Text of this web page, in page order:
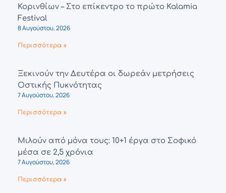
Κορινθίων – Στο επίκεντρο το πρώτο Kalamia
Festival
8 Αυγούστου, 2026
Περισσότερα »
Ξεκινούν την Δευτέρα οι δωρεάν μετρήσεις
Οστικής Πυκνότητας
7 Αυγούστου, 2026
Περισσότερα »
Μιλούν από μόνα τους: 10+1 έργα στο Σοφικό
μέσα σε 2,5 χρόνια
7 Αυγούστου, 2026
Περισσότερα »